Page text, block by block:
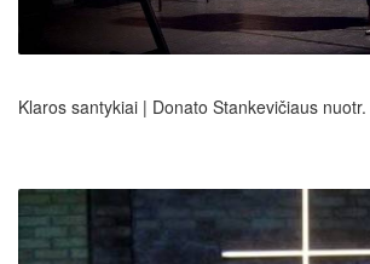
Klaros santykiai | Donato Stankevičiaus nuotr.